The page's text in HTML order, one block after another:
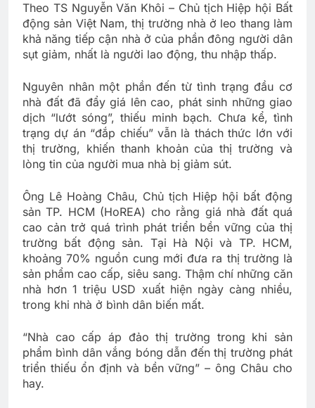
Theo TS Nguyễn Văn Khôi – Chủ tịch Hiệp hội Bất
động sản Việt Nam, thị trường nhà ở leo thang làm
khả năng tiếp cận nhà ở của phần đông người dân
sụt giảm, nhất là người lao động, thu nhập thấp.
Nguyên nhân một phần đến từ tình trạng đầu cơ
nhà đất đã đẩy giá lên cao, phát sinh những giao
dịch “lướt sóng”, thiếu minh bạch. Chưa kể, tình
trạng dự án “đắp chiếu” vẫn là thách thức lớn với
thị trường, khiến thanh khoản của thị trường và
lòng tin của người mua nhà bị giảm sút.
Ông Lê Hoàng Châu, Chủ tịch Hiệp hội bất động
sản TP. HCM (HoREA) cho rằng giá nhà đất quá
cao cản trở quá trình phát triển bền vững của thị
trường bất động sản. Tại Hà Nội và TP. HCM,
khoảng 70% nguồn cung mới đưa ra thị trường là
sản phẩm cao cấp, siêu sang. Thậm chí những căn
nhà hơn 1 triệu USD xuất hiện ngày càng nhiều,
trong khi nhà ở bình dân biến mất.
“Nhà cao cấp áp đảo thị trường trong khi sản
phẩm bình dân vắng bóng dẫn đến thị trường phát
triển thiếu ổn định và bền vững” – ông Châu cho
hay.